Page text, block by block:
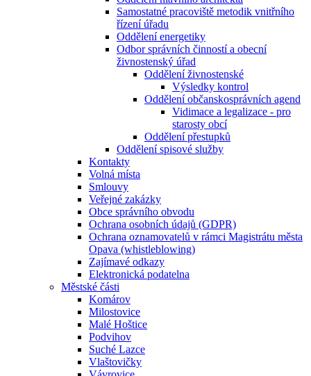
Samostatné pracoviště metodik vnitřního
řízení úřadu
Oddělení energetiky
Odbor správních činností a obecní
živnostenský úřad
Oddělení živnostenské
Výsledky kontrol
Oddělení občanskosprávních agend
Vidimace a legalizace - pro
starosty obcí
Oddělení přestupků
Oddělení spisové služby
Kontakty
Volná místa
Smlouvy
Veřejné zakázky
Obce správního obvodu
Ochrana osobních údajů (GDPR)
Ochrana oznamovatelů v rámci Magistrátu města
Opava (whistleblowing)
Zajímavé odkazy
Elektronická podatelna
Městské části
Komárov
Milostovice
Malé Hoštice
Podvihov
Suché Lazce
Vlaštovičky